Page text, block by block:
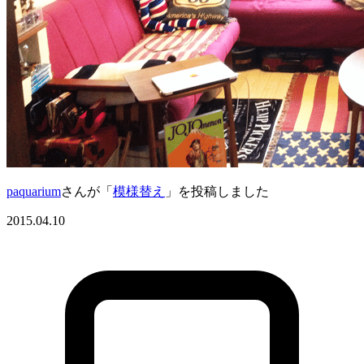
paquariumさんが「 模様替え 」を投稿しました
2015.04.10